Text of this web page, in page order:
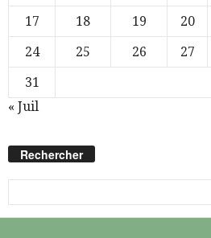
17
18 19 20
24
25 26 27
31
« Juil
Rechercher